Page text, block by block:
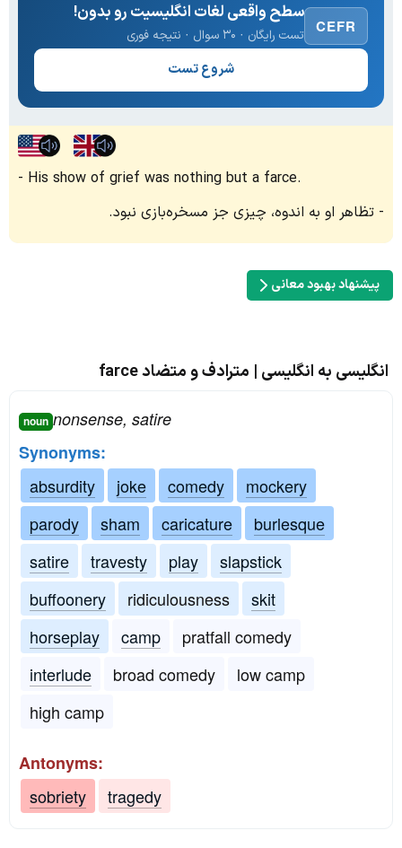
CEFR
سطح واقعی لغات انگلیسیت رو بدون!
تست رایگان · ۳۰ سوال · نتیجه فوری
شروع تست
His show of grief was nothing but a farce.
تظاهر او به اندوه، چیزی جز مسخره‌بازی نبود.
پیشنهاد بهبود معانی
انگلیسی به انگلیسی | مترادف و متضاد farce
noun nonsense, satire
Synonyms:
absurdity
joke comedy
mockery
parody
sham caricature
burlesque
satire
travesty play
slapstick
buffoonery
ridiculousness
skit
horseplay
camp
pratfall comedy
interlude
broad comedy
low camp
high camp
Antonyms:
sobriety
tragedy